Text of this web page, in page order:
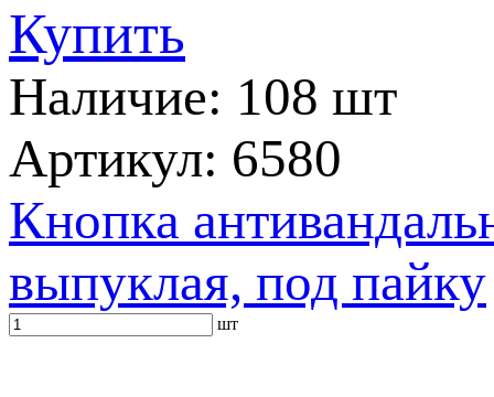
Купить
Наличие: 108 шт
Артикул: 6580
Кнопка
выпуклая, под пайку
шт